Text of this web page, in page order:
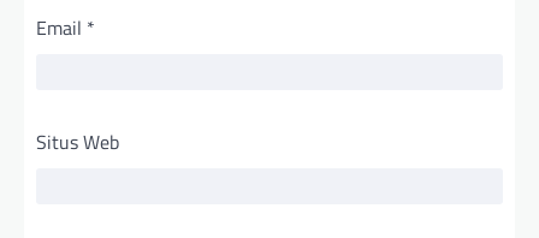
Email *
Situs Web